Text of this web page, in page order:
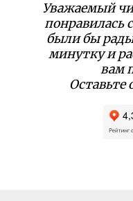
Уважаемый
понравилась
были бы
минутку и
вам
Оставьте